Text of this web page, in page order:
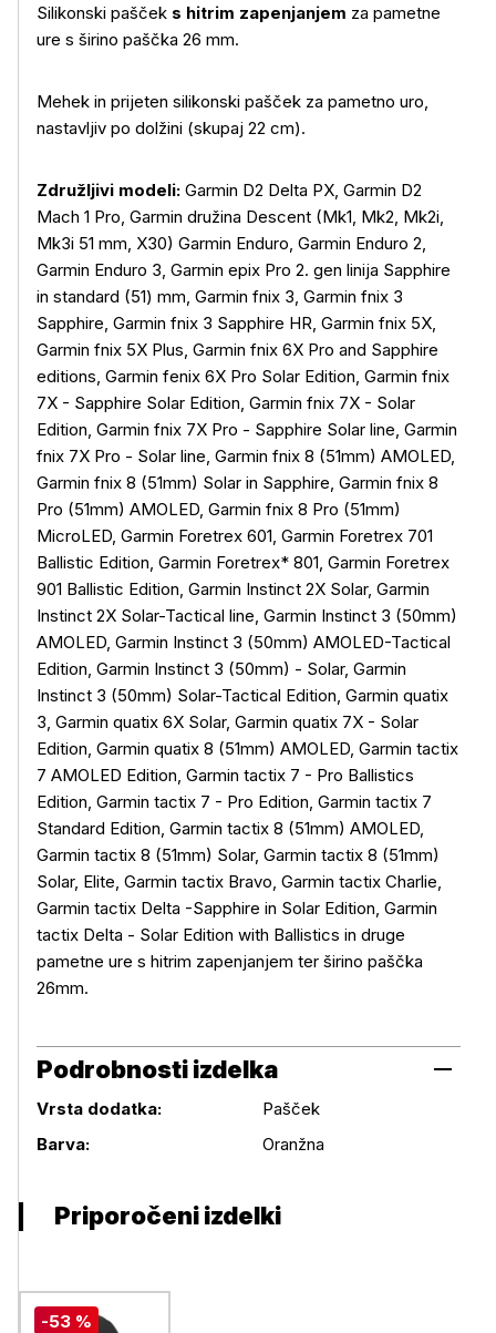
Več o izdelku
Silikonski pašček s hitrim zapenjanjem za pametne
ure s širino paščka 26 mm.
Mehek in prijeten silikonski pašček za pametno uro,
nastavljiv po dolžini (skupaj 22 cm).
Združljivi modeli: Garmin D2 Delta PX, Garmin D2
Mach 1 Pro, Garmin družina Descent (Mk1, Mk2, Mk2i,
Mk3i 51 mm, X30) Garmin Enduro, Garmin Enduro 2,
Garmin Enduro 3, Garmin epix Pro 2. gen linija Sapphire
in standard (51) mm, Garmin fnix 3, Garmin fnix 3
Sapphire, Garmin fnix 3 Sapphire HR, Garmin fnix 5X,
Garmin fnix 5X Plus, Garmin fnix 6X Pro and Sapphire
editions, Garmin fenix 6X Pro Solar Edition, Garmin fnix
7X - Sapphire Solar Edition, Garmin fnix 7X - Solar
Edition, Garmin fnix 7X Pro - Sapphire Solar line, Garmin
fnix 7X Pro - Solar line, Garmin fnix 8 (51mm) AMOLED,
Garmin fnix 8 (51mm) Solar in Sapphire, Garmin fnix 8
Pro (51mm) AMOLED, Garmin fnix 8 Pro (51mm)
MicroLED, Garmin Foretrex 601, Garmin Foretrex 701
Ballistic Edition, Garmin Foretrex* 801, Garmin Foretrex
901 Ballistic Edition, Garmin Instinct 2X Solar, Garmin
Instinct 2X Solar-Tactical line, Garmin Instinct 3 (50mm)
AMOLED, Garmin Instinct 3 (50mm) AMOLED-Tactical
Edition, Garmin Instinct 3 (50mm) - Solar, Garmin
Instinct 3 (50mm) Solar-Tactical Edition, Garmin quatix
3, Garmin quatix 6X Solar, Garmin quatix 7X - Solar
Edition, Garmin quatix 8 (51mm) AMOLED, Garmin tactix
7 AMOLED Edition, Garmin tactix 7 - Pro Ballistics
Edition, Garmin tactix 7 - Pro Edition, Garmin tactix 7
Standard Edition, Garmin tactix 8 (51mm) AMOLED,
Garmin tactix 8 (51mm) Solar, Garmin tactix 8 (51mm)
Solar, Elite, Garmin tactix Bravo, Garmin tactix Charlie,
Garmin tactix Delta -Sapphire in Solar Edition, Garmin
tactix Delta - Solar Edition with Ballistics in druge
pametne ure s hitrim zapenjanjem ter širino paščka
26mm.
Podrobnosti izdelka
Vrsta dodatka:
Pašček
Barva:
Oranžna
Priporočeni izdelki
-53 %